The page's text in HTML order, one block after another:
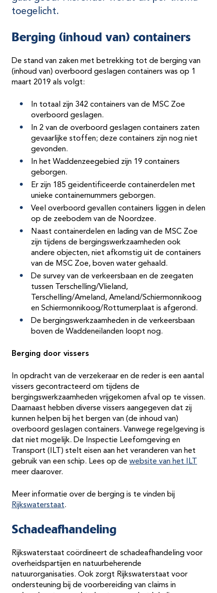
toegelicht.
Berging (inhoud van) containers
De stand van zaken met betrekking tot de berging van
(inhoud van) overboord geslagen containers was op 1
maart 2019 als volgt:
In totaal zijn 342 containers van de MSC Zoe
overboord geslagen.
In 2 van de overboord geslagen containers zaten
gevaarlijke stoffen; deze containers zijn nog niet
gevonden.
In het Waddenzeegebied zijn 19 containers
geborgen.
Er zijn 185 geïdentificeerde containerdelen met
unieke containernummers geborgen.
Veel overboord gevallen containers liggen in delen
op de zeebodem van de Noordzee.
Naast containerdelen en lading van de MSC Zoe
zijn tijdens de bergingswerkzaamheden ook
andere objecten, niet afkomstig uit de containers
van de MSC Zoe, boven water gehaald.
De survey van de verkeersbaan en de zeegaten
tussen Terschelling/Vlieland,
Terschelling/Ameland, Ameland/Schiermonnikoog
en Schiermonnikoog/Rottumerplaat is afgerond.
De bergingswerkzaamheden in de verkeersbaan
boven de Waddeneilanden loopt nog.
Berging door vissers
In opdracht van de verzekeraar en de reder is een aantal
vissers gecontracteerd om tijdens de
bergingswerkzaamheden vrijgekomen afval op te vissen.
Daarnaast hebben diverse vissers aangegeven dat zij
kunnen helpen bij het bergen van (de inhoud van)
overboord geslagen containers. Vanwege regelgeving is
dat niet mogelijk. De Inspectie Leefomgeving en
Transport (ILT) stelt eisen aan het veranderen van het
gebruik van een schip. Lees op de website van het ILT
meer daarover.
Meer informatie over de berging is te vinden bij
Rijkswaterstaat.
Schadeafhandeling
Rijkswaterstaat coördineert de schadeafhandeling voor
overheidspartijen en natuurbeherende
natuurorganisaties. Ook zorgt Rijkswaterstaat voor
ondersteuning bij de voorbereiding van claims in